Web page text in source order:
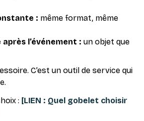
: même format, même
l’événement : un objet que
C’est un outil de service qui
: [LIEN : Quel gobelet choisir